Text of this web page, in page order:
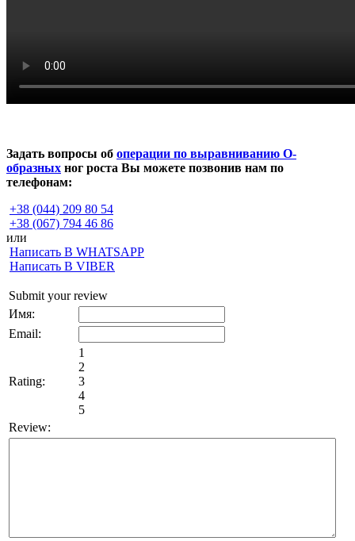
Задать вопросы об операции по выравниванию О-
образных ног роста Вы можете позвонив нам по
телефонам:
+38 (044) 209 80 54
+38 (067) 794 46 86
или
Написать В WHATSAPP
Написать В VIBER
Submit your review
Имя:
Email:
Rating:
1
2
3
4
5
Review: